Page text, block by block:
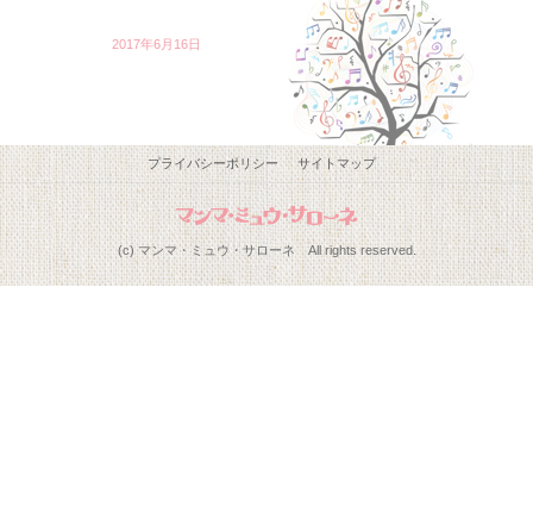
2017年6月16日
プライバシーポリシー サイトマップ
(c) マンマ・ミュウ・サローネ All rights reserved.